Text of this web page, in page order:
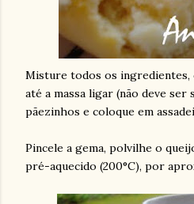
Misture todos os ingredientes,
até a massa ligar (não deve ser
pãezinhos e coloque em
Pincele a gema, polvilhe o
pré-aquecido (200°C), por